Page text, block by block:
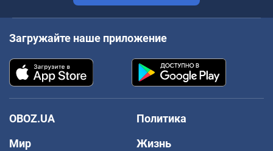
Загружайте наше приложение
OBOZ.UA
Политика
Мир
Жизнь